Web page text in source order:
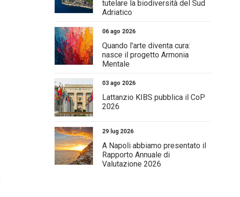
tutelare la biodiversità del Sud
Adriatico
06 ago 2026
Quando l'arte diventa cura:
nasce il progetto Armonia
Mentale
03 ago 2026
Lattanzio KIBS pubblica il CoP
2026
29 lug 2026
A Napoli abbiamo presentato il
Rapporto Annuale di
Valutazione 2026